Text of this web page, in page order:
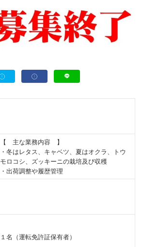
【 主な業務内容 】
・冬はレタス、キャベツ、夏はオクラ、トウ
モロコシ、ズッキーニの栽培及び収穫
・出荷調整や履歴管理
１名（運転免許証保有者）